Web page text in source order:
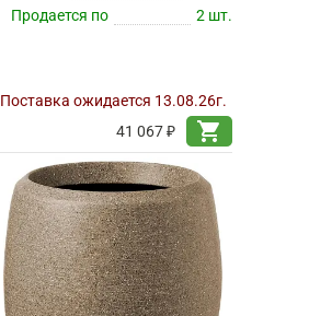
Продается по
2 шт.
Поставка ожидается 13.08.26г.
41 067 ₽
shopping_cart